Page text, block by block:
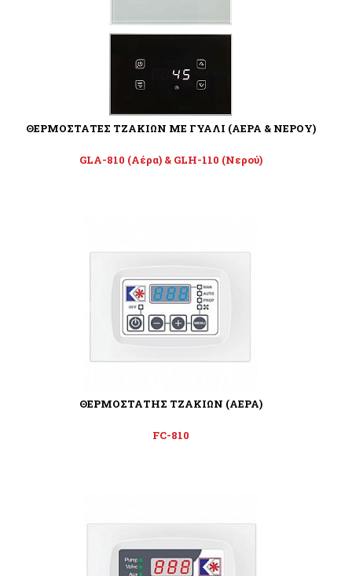
ΘΕΡΜΟΣΤΑΤΕΣ ΤΖΑΚΙΩΝ ΜΕ ΓΥΑΛΙ (ΑΕΡΑ & ΝΕΡΟΥ)
GLA-810 (Αέρα) & GLH-110 (Νερού)
ΘΕΡΜΟΣΤΑΤΗΣ ΤΖΑΚΙΩΝ (ΑΕΡΑ)
FC-810